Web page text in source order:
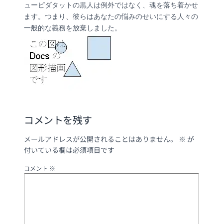
ューピダタットの黒人は例外ではなく、魂を落ち着かせ
ます。つまり、彼らはあなたの悩みのせいにする人々の
一般的な義務を放棄しました。
コメントを残す
メールアドレスが公開されることはありません。 ※ が
付いている欄は必須項目です
コメント ※